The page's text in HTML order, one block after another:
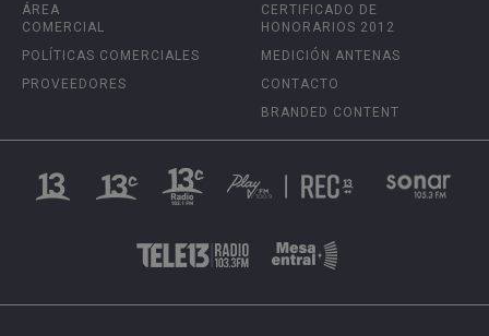
ÁREA
COMERCIAL
POLÍTICAS COMERCIALES
PROVEEDORES
CERTIFICADO DE
HONORARIOS 2012
MEDICIÓN ANTENAS
CONTACTO
BRANDED CONTENT